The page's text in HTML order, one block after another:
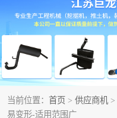
当前位置： 首页 > 供应商机 >
易变形-适用范围广
消声器